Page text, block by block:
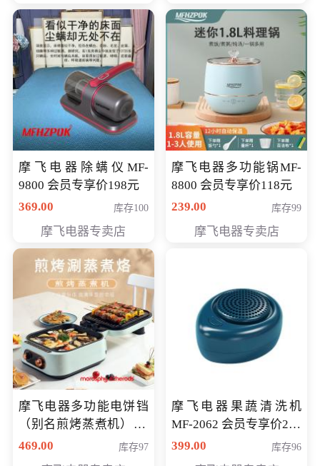
摩飞电器除螨仪MF-
9800 会员专享价198元
369.00
库存100
摩飞电器专卖店
摩飞电器多功能锅MF-
8800 会员专享价118元
239.00
库存99
摩飞电器专卖店
摩飞电器多功能电饼铛
（别名煎烤蒸煮机） 型
号MF-8888B 会员专享
469.00 库存97
摩飞电器果蔬清洗机
MF-2062 会员专享价268
元
399.00 库存96